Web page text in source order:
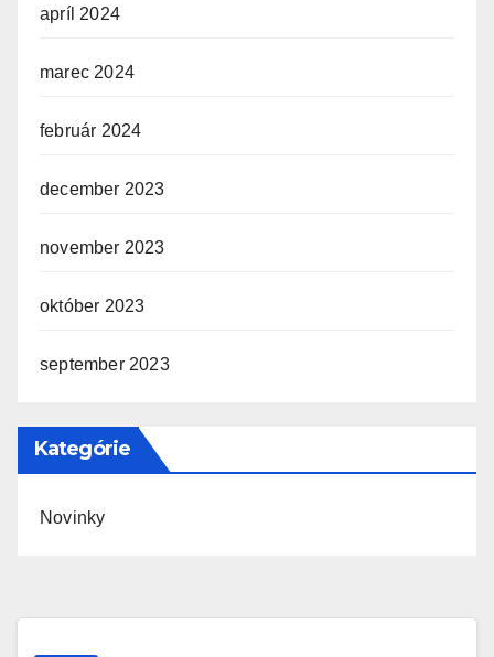
apríl 2024
marec 2024
február 2024
december 2023
november 2023
október 2023
september 2023
Kategórie
Novinky